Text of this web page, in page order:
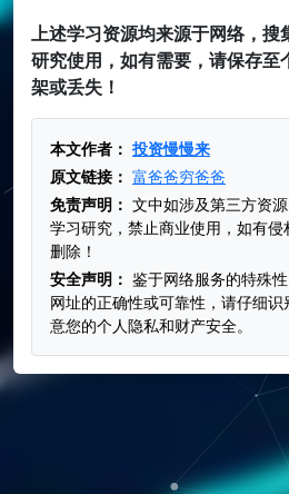
上述学习资源均来源于网络，搜
研究使用，如有需要，请保存至
架或丢失！
本文作者： 投资慢慢来
原文链接： 富爸爸穷爸爸
免责声明： 文中如涉及第三方资
学习研究，禁止商业使用，如有
删除！
安全声明： 鉴于网络服务的特殊
网址的正确性或可靠性，请仔细
意您的个人隐私和财产安全。